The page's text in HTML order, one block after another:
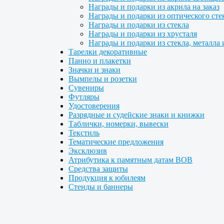
Награды и подарки из акрила на заказ
Награды и подарки из оптического
Награды и подарки из стекла
Награды и подарки из хрусталя
Награды и подарки из стекла, металла
Тарелки декоративные
Панно и плакетки
Значки и знаки
Вымпелы и розетки
Сувениры
Футляры
Удостоверения
Разрядные и судейские знаки и книжки
Таблички, номерки, вывески
Текстиль
Тематические предложения
Эксклюзив
Атрибутика к памятным датам ВОВ
Средства защиты
Продукция к юбилеям
Стенды и баннеры